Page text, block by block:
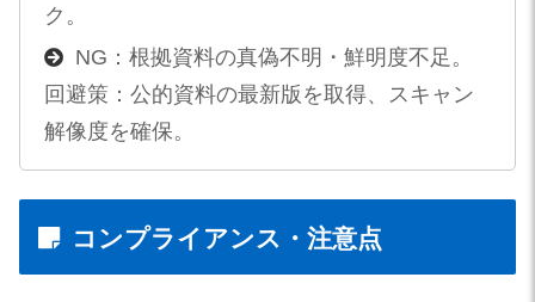
ク。
NG：根拠資料の真偽不明・鮮明度不足。
回避策：公的資料の最新版を取得、スキャン
解像度を確保。
コンプライアンス・注意点